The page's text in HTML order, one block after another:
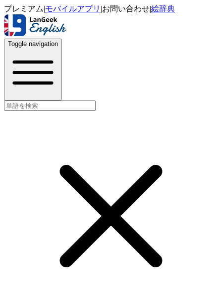
プレミアム|モバイルアプリ |お問い合わせ|絵辞典
Toggle navigation